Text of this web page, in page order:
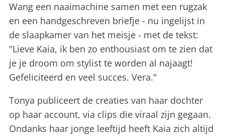
Wang een naaimachine samen met een rugzak
en een handgeschreven briefje - nu ingelijst in
de slaapkamer van het meisje - met de tekst:
"Lieve Kaia, ik ben zo enthousiast om te zien dat
je je droom om stylist te worden al najaagt!
Gefeliciteerd en veel succes. Vera."
Tonya publiceert de creaties van haar dochter
op haar account, via clips die viraal zijn gegaan.
Ondanks haar jonge leeftijd heeft Kaia zich altijd